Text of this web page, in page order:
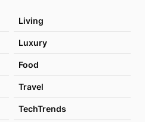
Living
Luxury
Food
Travel
TechTrends